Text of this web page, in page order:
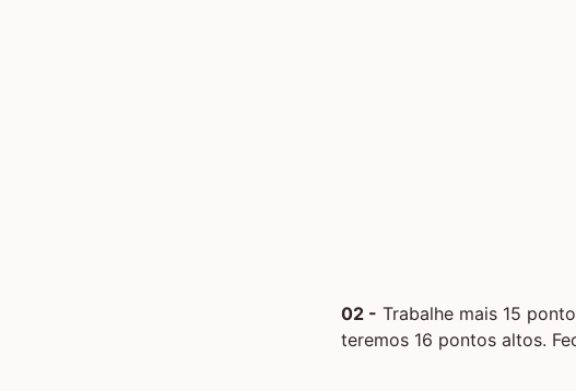
02 - Trabalhe mais 15
teremos 16 pontos altos.